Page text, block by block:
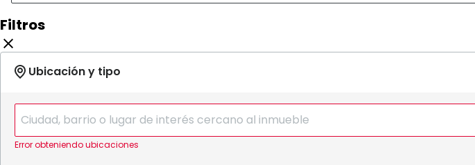
Filtros
Error obteniendo ubicaciones